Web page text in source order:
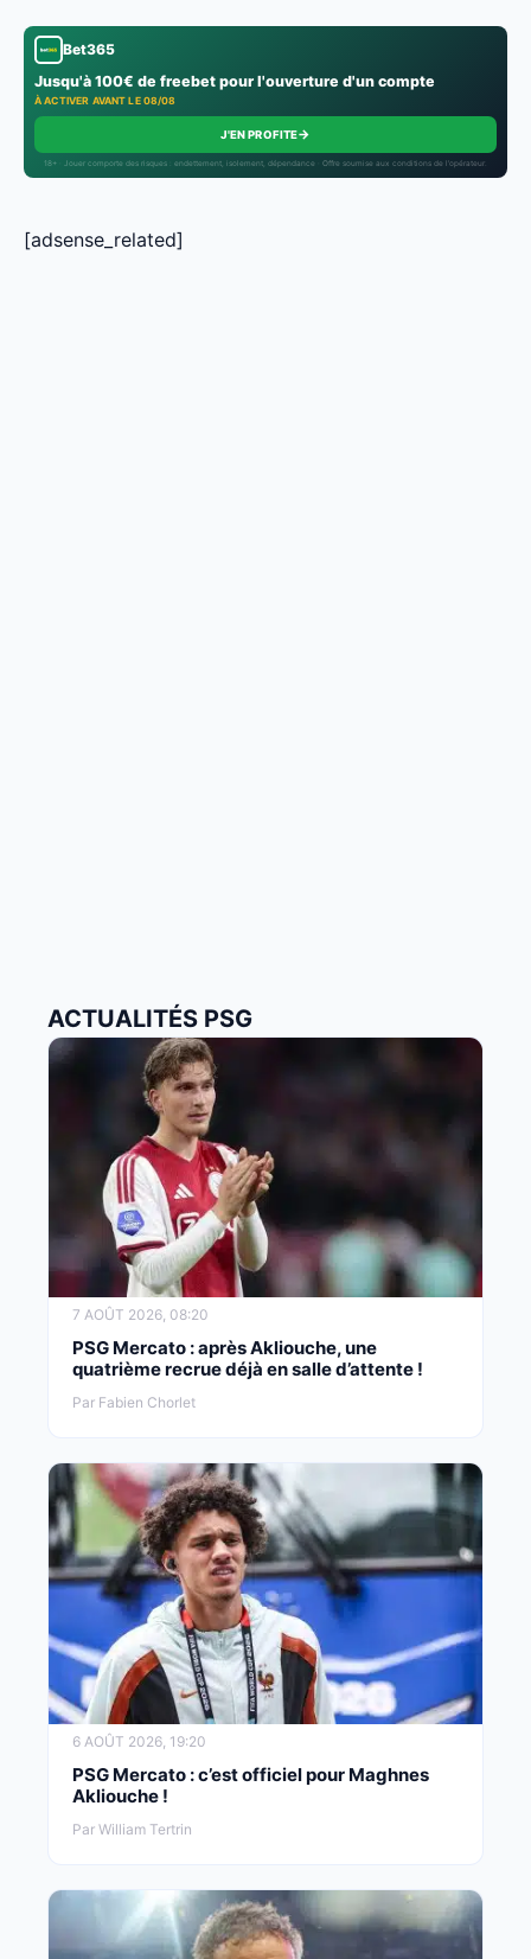
Bet365
Jusqu'à 100€ de freebet pour l'ouverture d'un compte
À ACTIVER AVANT LE 08/08
J'EN PROFITE→
18+ · Jouer comporte des risques : endettement, isolement, dépendance · Offre soumise aux conditions de l’opérateur.
[adsense_related]
ACTUALITÉS PSG
7 AOÛT 2026, 08:20
PSG Mercato : après Akliouche, une
quatrième recrue déjà en salle d’attente !
Par Fabien Chorlet
6 AOÛT 2026, 19:20
PSG Mercato : c’est officiel pour Maghnes
Akliouche !
Par William Tertrin